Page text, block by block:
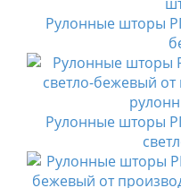
Рулонные шторы
Рулонные шторы